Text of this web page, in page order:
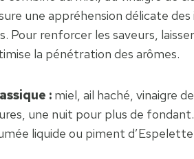
une appréhension délicate
Pour renforcer les saveurs,
la pénétration des arômes.
: miel, ail haché, vinaigre
une nuit pour plus de fondant.
liquide ou piment